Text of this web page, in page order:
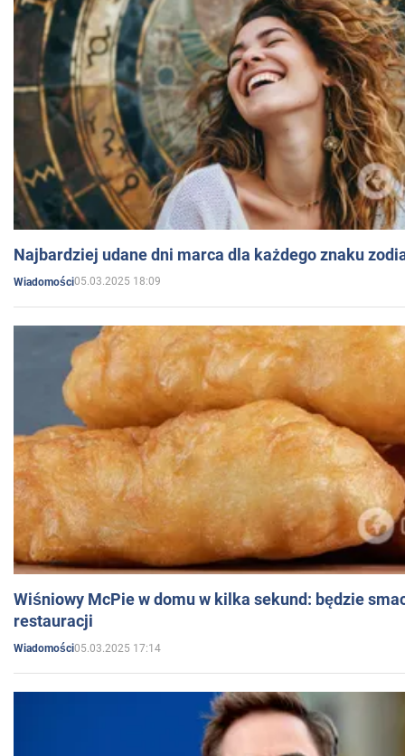
Najbardziej udane dni marca dla każdego znaku
Wiadomości05.03.2025 18:09
Wiśniowy McPie w domu w kilka sekund: będzie
restauracji
Wiadomości05.03.2025 17:14